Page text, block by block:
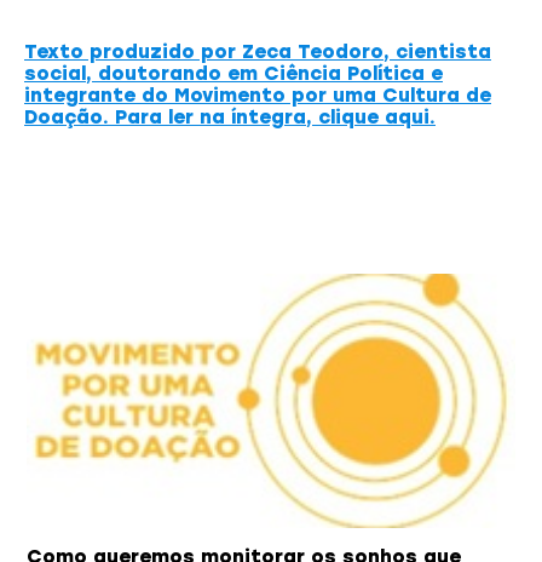
Texto produzido por Zeca Teodoro, cientista
social, doutorando em Ciência Política e
integrante do Movimento por uma Cultura de
Doação. Para ler na íntegra, clique aqui.
Como queremos monitorar os sonhos que